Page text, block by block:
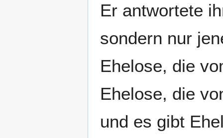
Er antwortete
sondern nur
Ehelose, die
Ehelose, die
und es gibt